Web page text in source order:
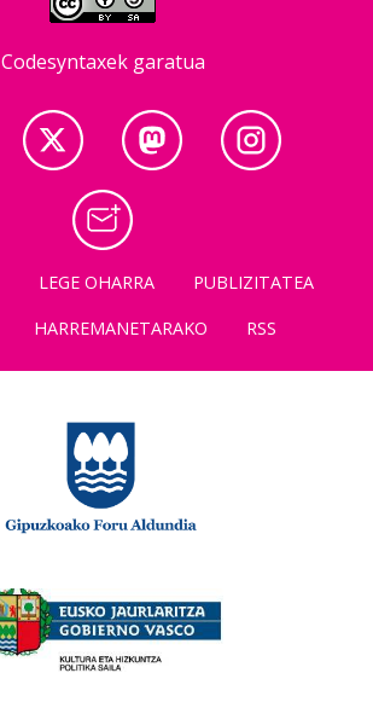
Codesyntaxek garatua
LEGE OHARRA
PUBLIZITATEA
HARREMANETARAKO RSS